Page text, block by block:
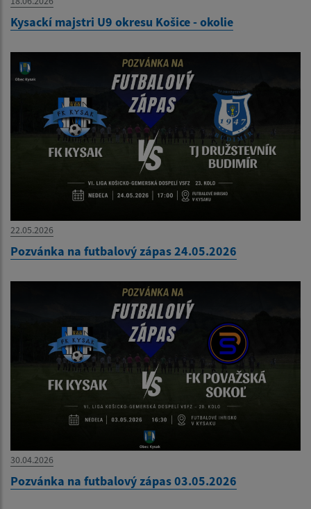
Kysackí majstri U9 okresu Košice - okolie
22.05.2026
Pozvánka na futbalový zápas 24.05.2026
30.04.2026
Pozvánka na futbalový zápas 03.05.2026